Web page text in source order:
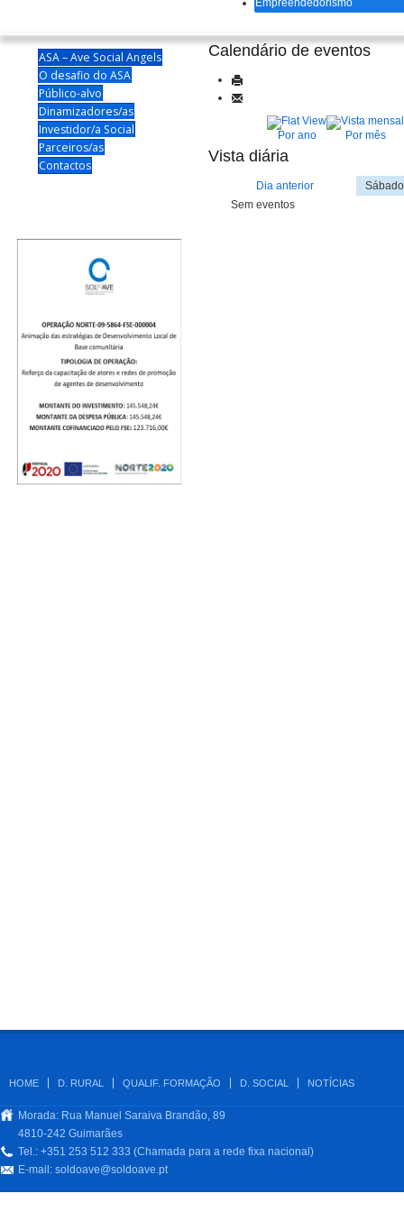
Empreendedorismo
ASA – Ave Social Angels
O desafio do ASA
Público-alvo
Dinamizadores/as
Investidor/a Social
Parceiros/as
Contactos
Calendário de eventos
Por ano Por mês
Vista diária
Dia anterior
Sem eventos
HOME D. RURAL QUALIF. FORMAÇÃO D. SOCIAL NOTÍCIAS
Morada: Rua Manuel Saraiva Brandão, 89
4810-242 Guimarães
Tel.: +351 253 512 333 (Chamada para a rede fixa nacional)
E-mail: soldoave@soldoave.pt